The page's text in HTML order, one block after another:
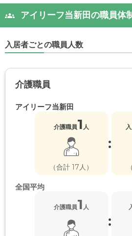
アイリーフ当新田の職員体
入居者ごとの職員人数
介護職員
アイリーフ当新田
介護職員1 人
（合計 17人）
:
全国平均
介護職員1 人
: